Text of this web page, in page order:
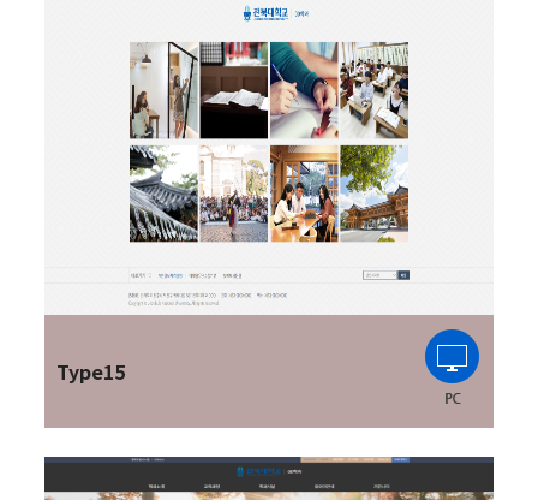
Type15